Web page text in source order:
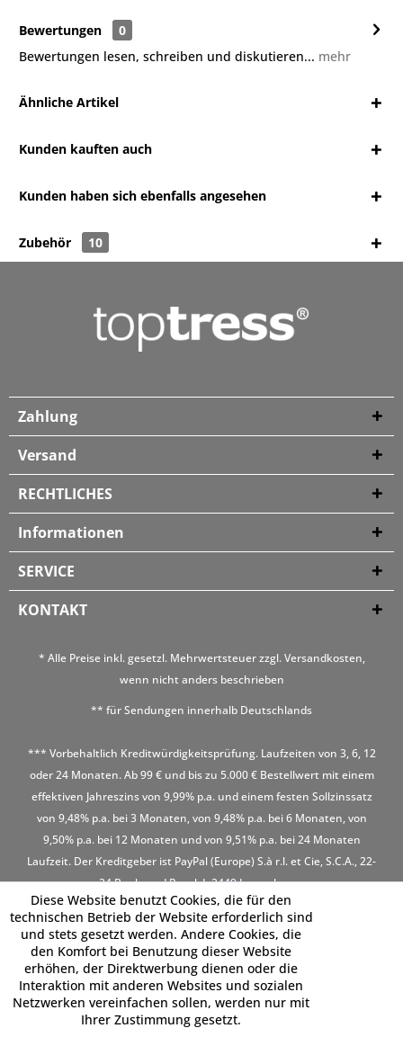
Bewertungen
0
Bewertungen lesen, schreiben und diskutieren... mehr
Ähnliche Artikel
Kunden kauften auch
Kunden haben sich ebenfalls angesehen
Zubehör 10
Zahlung
Versand
RECHTLICHES
Informationen
SERVICE
KONTAKT
* Alle Preise inkl. gesetzl. Mehrwertsteuer zzgl.Versandkosten,
wenn nicht anders beschrieben
** für Sendungen innerhalb Deutschlands
*** Vorbehaltlich Kreditwürdigkeitsprüfung. Laufzeiten von 3, 6, 12
oder 24 Monaten. Ab 99 € und bis zu 5.000 € Bestellwert mit einem
effektiven Jahreszins von 9,99% p.a. und einem festen Sollzinssatz
von 9,48% p.a. bei 3 Monaten, von 9,48% p.a. bei 6 Monaten, von
9,50% p.a. bei 12 Monaten und von 9,51% p.a. bei 24 Monaten
Laufzeit. Der Kreditgeber ist PayPal (Europe) S.à r.l. et Cie, S.C.A., 22-
24 Boulevard Royal, L-2449 Luxembourg
Diese Website benutzt Cookies, die für den
technischen Betrieb der Website erforderlich sind
und stets gesetzt werden. Andere Cookies, die
den Komfort bei Benutzung dieser Website
erhöhen, der Direktwerbung dienen oder die
Interaktion mit anderen Websites und sozialen
Netzwerken vereinfachen sollen, werden nur mit
Ihrer Zustimmung gesetzt.